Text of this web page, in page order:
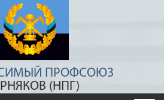
ПРОФСОЮЗ
(НПГ)